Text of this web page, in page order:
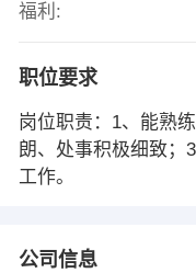
福利:
职位要求
岗位职责：1、能熟
朗、处事积极细致；
工作。
公司信息